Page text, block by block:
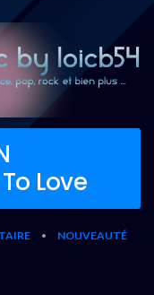
To Love
•
NOUVEAUTÉ